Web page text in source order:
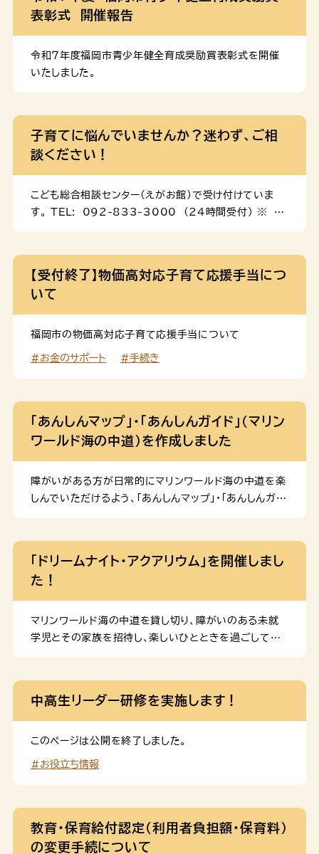
表彰式 開催報告
令和７年度福岡市青少年健全育成奨励賞表彰式を開催
いたしました。
子育てに悩んでいませんか？迷わず、ご相
談ください！
こども総合相談センター(えがお館)で受け付けていま
す。 TEL: 092-833-3000 (24時間受付) ※ 年
います。秘密は守られますので、安心してご相談くださ
い。 こども総合相談センター（えがお館） えがお館 ホ
ームページ ＴＥＬ：092-833-3000ＦＡＸ：092-
832-7830※ 24時間受付（年末年始を除く） ※ 月
育て相談リーフレット（長辺三つ折り） 近所に心配なお子
所虐待対応ダイヤル189（いち・はや・く） 「虐待されて
いるのではないか」など、近所に気になる子どもや心配
な家族がいる場合はご相談ください。連絡 […]
【受付終了】物価高対応子育て応援手当につ
いて
福岡市の物価高対応子育て応援手当について
#お金のサポート #手続き
「あんしんマップ」・「あんしんガイド」（マリン
ワールド海の中道）を作成しました
障がいがある方が日常的にマリンワールド海の中道を楽
しんでいただけるよう、「あんしんマップ」・「あんしんガイ
「ドリームナイト・アクアリウム」を開催しまし
た！
マリンワールド海の中道を貸し切り、障がいのある未就
学児とその家族を招待し、楽しいひとときを過ごしてい
中高生リーダー研修を実施します！
このページは公開を終了しました。
#お役立ち情報
教育・保育給付認定（利用者負担額・保育料）
の変更手続について